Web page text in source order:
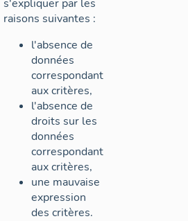
s'expliquer par les
raisons suivantes :
l'absence de
données
correspondant
aux critères,
l'absence de
droits sur les
données
correspondant
aux critères,
une mauvaise
expression
des critères.